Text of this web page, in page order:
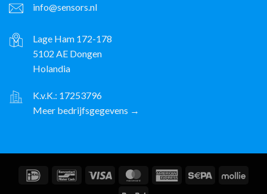
info@sensors.nl
Lage Ham 172-178
5102 AE Dongen
Holandia
K.v.K.: 17253796
Meer bedrijfsgegevens →
IDeal BancontactWiza MasterCardAmerican Sepa Mollie